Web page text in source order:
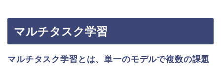
マルチタスク学習
マルチタスク学習 とは、単一のモデルで複数の課題